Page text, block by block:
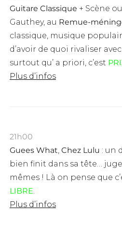
Guitare Classique + Scène
Gauthey, au Remue-
classique, musique
d’avoir de quoi rivaliser
surtout qu’ a priori, c’est
Plus d’infos
21h00
Guees What, Chez Lulu : un
bien finit dans sa tête…
mêmes ! Là on pense que
LIBRE.
Plus d’infos